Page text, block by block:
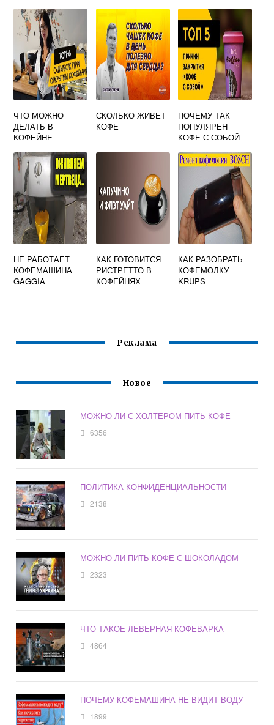
НАТУРАЛЬНОГО
ЧТО МОЖНО
ДЕЛАТЬ В
КОФЕЙНЕ
СКОЛЬКО ЖИВЕТ
КОФЕ
ПОЧЕМУ ТАК
ПОПУЛЯРЕН
КОФЕ С СОБОЙ
НЕ РАБОТАЕТ
КОФЕМАШИНА
GAGGIA
КАК ГОТОВИТСЯ
РИСТРЕТТО В
КОФЕЙНЯХ
КАК РАЗОБРАТЬ
КОФЕМОЛКУ
KRUPS
Реклама
Новое
МОЖНО ЛИ С ХОЛТЕРОМ ПИТЬ КОФЕ
6356
ПОЛИТИКА КОНФИДЕНЦИАЛЬНОСТИ
2138
МОЖНО ЛИ ПИТЬ КОФЕ С ШОКОЛАДОМ
2323
ЧТО ТАКОЕ ЛЕВЕРНАЯ КОФЕВАРКА
4864
ПОЧЕМУ КОФЕМАШИНА НЕ ВИДИТ ВОДУ
1899